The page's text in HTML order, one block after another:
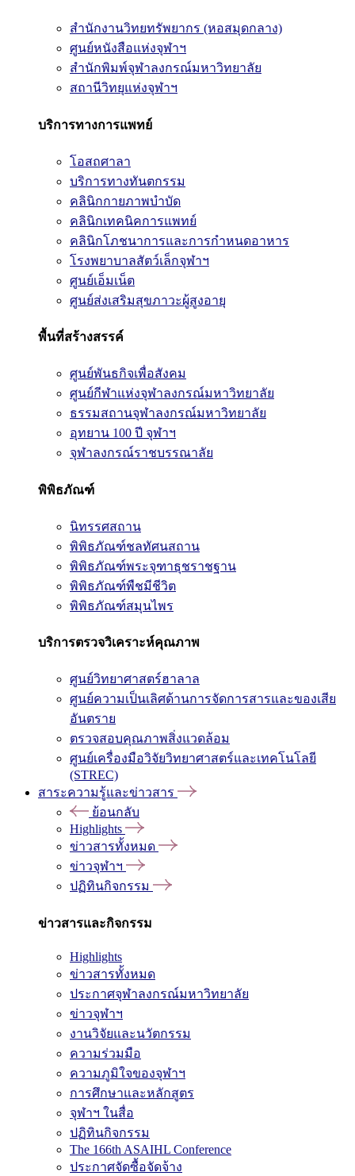
สำนักงานวิทยทรัพยากร (หอสมุดกลาง)
ศูนย์หนังสือแห่งจุฬาฯ
สำนักพิมพ์จุฬาลงกรณ์มหาวิทยาลัย
สถานีวิทยุแห่งจุฬาฯ
บริการทางการแพทย์
โอสถศาลา
บริการทางทันตกรรม
คลินิกกายภาพบำบัด
คลินิกเทคนิคการแพทย์
คลินิกโภชนาการและการกำหนดอาหาร
โรงพยาบาลสัตว์เล็กจุฬาฯ
ศูนย์เอ็มเน็ต
ศูนย์ส่งเสริมสุขภาวะผู้สูงอายุ
พื้นที่สร้างสรรค์
ศูนย์พันธกิจเพื่อสังคม
ศูนย์กีฬาแห่งจุฬาลงกรณ์มหาวิทยาลัย
ธรรมสถานจุฬาลงกรณ์มหาวิทยาลัย
อุทยาน 100 ปี จุฬาฯ
จุฬาลงกรณ์ราชบรรณาลัย
พิพิธภัณฑ์
นิทรรศสถาน
พิพิธภัณฑ์ชลทัศนสถาน
พิพิธภัณฑ์พระจุฑาธุชราชฐาน
พิพิธภัณฑ์พืชมีชีวิต
พิพิธภัณฑ์สมุนไพร
บริการตรวจวิเคราะห์คุณภาพ
ศูนย์วิทยาศาสตร์ฮาลาล
ศูนย์ความเป็นเลิศด้านการจัดการสารและของเสีย
อันตราย
ตรวจสอบคุณภาพสิ่งแวดล้อม
ศูนย์เครื่องมือวิจัยวิทยาศาสตร์และเทคโนโลยี
(STREC)
สาระความรู้และข่าวสาร
ย้อนกลับ
Highlights
ข่าวสารทั้งหมด
ข่าวจุฬาฯ
ปฏิทินกิจกรรม
ข่าวสารและกิจกรรม
Highlights
ข่าวสารทั้งหมด
ประกาศจุฬาลงกรณ์มหาวิทยาลัย
ข่าวจุฬาฯ
งานวิจัยและนวัตกรรม
ความร่วมมือ
ความภูมิใจของจุฬาฯ
การศึกษาและหลักสูตร
จุฬาฯ ในสื่อ
ปฏิทินกิจกรรม
The 166th ASAIHL Conference
ประกาศจัดซื้อจัดจ้าง